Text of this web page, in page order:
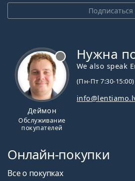
Подписаться
Деймон
Обслуживание
покупателей
Нужна
We also speak
(Пн-Пт 7:30-15:00)
Онлайн-покупки
Все о покупках